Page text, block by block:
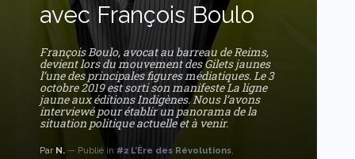
avec François Boulo
François Boulo, avocat au barreau de Reims,
devient lors du mouvement des Gilets jaunes
l’une des principales figures médiatiques. Le 3
octobre 2019 est sorti son manifeste La ligne
jaune aux éditions Indigènes. Nous l’avons
interviewé pour établir un panorama de la
situation politique actuelle et à venir.
Par N. Publié in #2 L’Ère des Révolutions,